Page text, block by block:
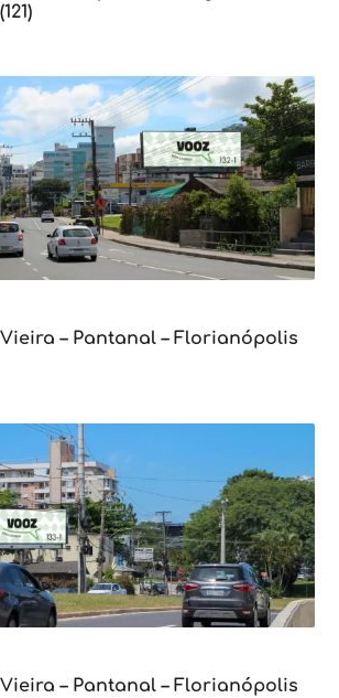
– Pantanal – Florianópolis
– Pantanal – Florianópolis